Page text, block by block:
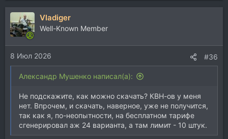
Vladiger
Well-Known Member
8 Июл 2026 #36
Александр Мушенко написал(а):
Не подскажите, как можно скачать? КВН-ов у меня
нет. Впрочем, и скачать, наверное, уже не получится,
так как я, по-неопытности, на бесплатном тарифе
сгенерировал аж 24 варианта, а там лимит - 10 штук.